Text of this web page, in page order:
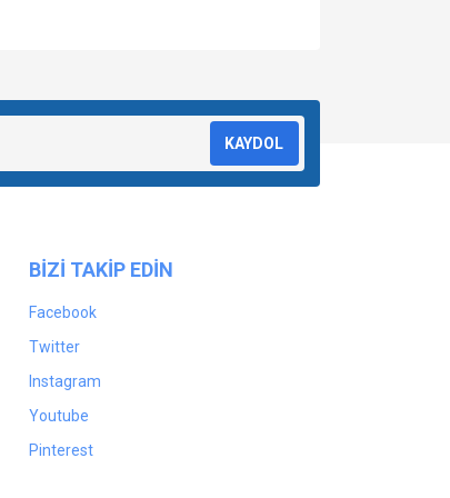
KAYDOL
BİZİ TAKİP EDİN
Facebook
Twitter
Instagram
Youtube
Pinterest